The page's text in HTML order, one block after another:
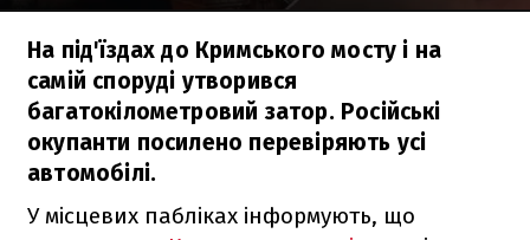
На під'їздах до Кримського мосту і на
самій споруді утворився
багатокілометровий затор. Російські
окупанти посилено перевіряють усі
автомобілі.
У місцевих пабліках інформують, що